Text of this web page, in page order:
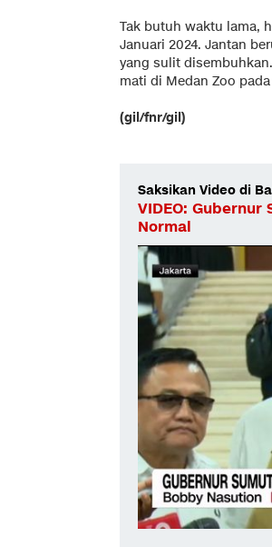
Tak butuh waktu lama,
Januari 2024. Jantan
yang sulit
mati di Medan Zoo pada
(gil/fnr/gil)
Saksikan Video di
VIDEO:
Normal